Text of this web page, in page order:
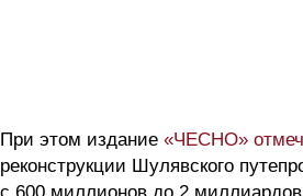
При этом издание «ЧЕСНО»
реконструкции Шулявского
с 600 миллионов до 2